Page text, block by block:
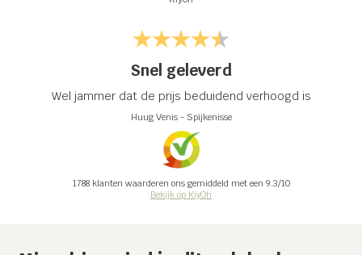
Snel geleverd
Wel jammer dat de prijs beduidend verhoogd is
Huug Venis - Spijkenisse
1788klanten waarderen ons gemiddeld met een 9.3/10
Bekijk op KiyOh